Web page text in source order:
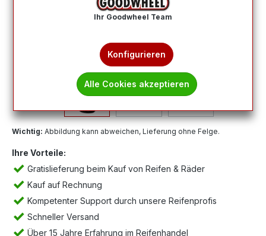
Wichtig: Abbildung kann abweichen, Lieferung ohne Felge.
Ihre Vorteile:
Gratislieferung beim Kauf von Reifen & Räder
Kauf auf Rechnung
Kompetenter Support durch unsere Reifenprofis
Schneller Versand
Über 15 Jahre Erfahrung im Reifenhandel
Ihr Goodwheel Team
Konfigurieren
Alle Cookies akzeptieren